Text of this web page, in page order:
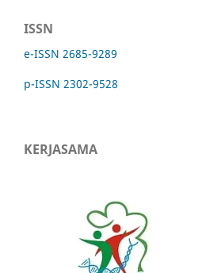
ISSN
e-ISSN 2685-9289
p-ISSN 2302-9528
KERJASAMA